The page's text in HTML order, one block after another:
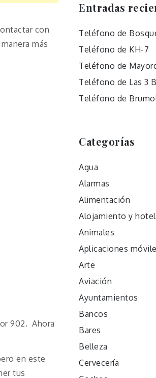
con
más
902. Ahora
en este
tus
Entradas
Teléfono de
Teléfono de KH-7
Teléfono de
Teléfono de Las 3
Teléfono de
Categorías
Agua
Alarmas
Alimentación
Alojamiento y
Animales
Aplicaciones
Arte
Aviación
Ayuntamientos
Bancos
Bares
Belleza
Cervecería